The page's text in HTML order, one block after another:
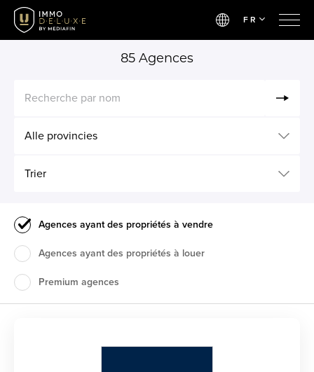
FR
85 Agences
Alle provincies
Trier
Agences ayant des propriétés à vendre
Agences ayant des propriétés à louer
Premium agences